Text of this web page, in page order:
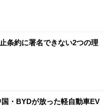
条約に署名できない2つの理
・BYDが放った軽自動車EV